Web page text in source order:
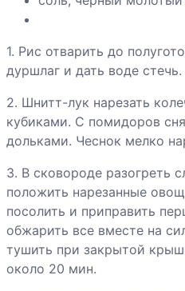
Хинкали
Хлебец мясной
с томатом
Каннеллони
Капуста по-
ирландски
Картофель с
печенкой
1. Рис отварить до
дуршлаг и дать воде стечь.
2. Шнитт-лук нарезать
кубиками. С помидоров
дольками. Чеснок мелко
3. В сковороде разогреть
положить нарезанные
посолить и приправить
обжарить все вместе на
тушить при закрытой
около 20 мин.